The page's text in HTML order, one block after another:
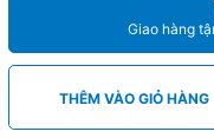
Giao hàng
THÊM VÀO GIỎ HÀNG